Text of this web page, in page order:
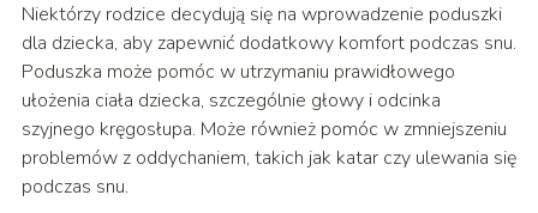
Niektórzy rodzice decydują się na wprowadzenie poduszki
dla dziecka, aby zapewnić dodatkowy komfort podczas snu.
Poduszka może pomóc w utrzymaniu prawidłowego
ułożenia ciała dziecka, szczególnie głowy i odcinka
szyjnego kręgosłupa. Może również pomóc w zmniejszeniu
problemów z oddychaniem, takich jak katar czy ulewania się
podczas snu.